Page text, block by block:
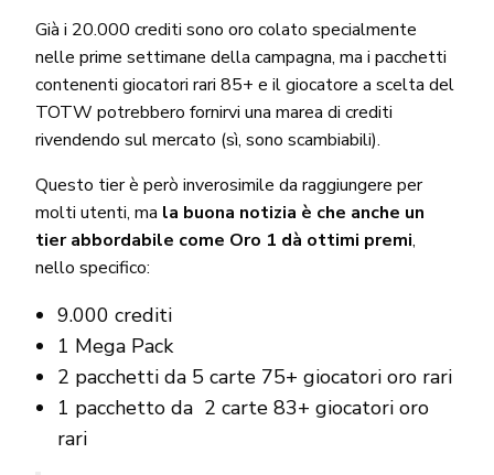
Già i 20.000 crediti sono oro colato specialmente
nelle prime settimane della campagna, ma i pacchetti
contenenti giocatori rari 85+ e il giocatore a scelta del
TOTW potrebbero fornirvi una marea di crediti
rivendendo sul mercato (sì, sono scambiabili).
Questo tier è però inverosimile da raggiungere per
molti utenti, ma la buona notizia è che anche un
tier abbordabile come Oro 1 dà ottimi premi,
nello specifico:
9.000 crediti
1 Mega Pack
2 pacchetti da 5 carte 75+ giocatori oro rari
1 pacchetto da 2 carte 83+ giocatori oro
rari